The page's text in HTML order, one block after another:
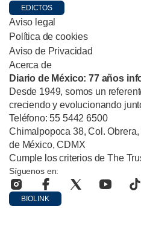
EDICTOS
Aviso legal
Política de cookies
Aviso de Privacidad
Acerca de
Diario de México: 77 años
Desde 1949, somos un
creciendo y evolucionando
Teléfono: 55 5442 6500
Chimalpopoca 38, Col.
de México, CDMX
Cumple los criterios de The
Síguenos en:
BIOLINK